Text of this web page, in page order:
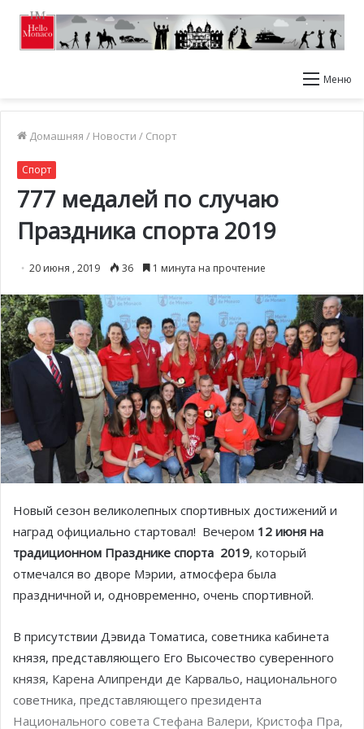
Меню
Домашняя / Новости / Спорт
Спорт
777 медалей по случаю
Праздника спорта 2019
20 июня , 2019 36 1 минута на прочтение
Новый сезон великолепных спортивных достижений и
наград официально стартовал! Вечером 12 июня на
традиционном Празднике спорта 2019, который
отмечался во дворе Мэрии, атмосфера была
праздничной и, одновременно, очень спортивной.
В присутствии Дэвида Томатиса, советника кабинета
князя, представляющего Его Высочество суверенного
князя, Карена Алипренди де Карвальо, национального
советника, представляющего президента
Национального совета Стефана Валери, Кристофа Пра,